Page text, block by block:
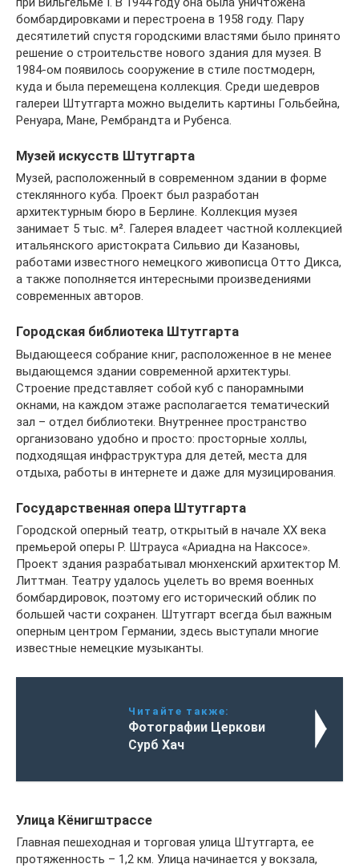
бомбардировками и перестроена в 1958 году. Пару
десятилетий спустя городскими властями было принято
решение о строительстве нового здания для музея. В
1984-ом появилось сооружение в стиле постмодерн,
куда и была перемещена коллекция. Среди шедевров
галереи Штутгарта можно выделить картины Гольбейна,
Ренуара, Мане, Рембрандта и Рубенса.
Музей искусств Штутгарта
Музей, расположенный в современном здании в форме
стеклянного куба. Проект был разработан
архитектурным бюро в Берлине. Коллекция музея
занимает 5 тыс. м². Галерея владеет частной коллекцией
итальянского аристократа Сильвио ди Казановы,
работами известного немецкого живописца Отто Дикса,
а также пополняется интересными произведениями
современных авторов.
Городская библиотека Штутгарта
Выдающееся собрание книг, расположенное в не менее
выдающемся здании современной архитектуры.
Строение представляет собой куб с панорамными
окнами, на каждом этаже располагается тематический
зал – отдел библиотеки. Внутреннее пространство
организовано удобно и просто: просторные холлы,
подходящая инфраструктура для детей, места для
отдыха, работы в интернете и даже для музицирования.
Государственная опера Штутгарта
Городской оперный театр, открытый в начале XX века
премьерой оперы Р. Штрауса «Ариадна на Наксосе».
Проект здания разрабатывал мюнхенский архитектор М.
Литтман. Театру удалось уцелеть во время военных
бомбардировок, поэтому его исторический облик по
большей части сохранен. Штутгарт всегда был важным
оперным центром Германии, здесь выступали многие
известные немецкие музыканты.
Читайте также:
Фотографии Церкови
Сурб Хач
Улица Кёнигштрассе
Главная пешеходная и торговая улица Штутгарта, ее
протяженность – 1,2 км. Улица начинается у вокзала,